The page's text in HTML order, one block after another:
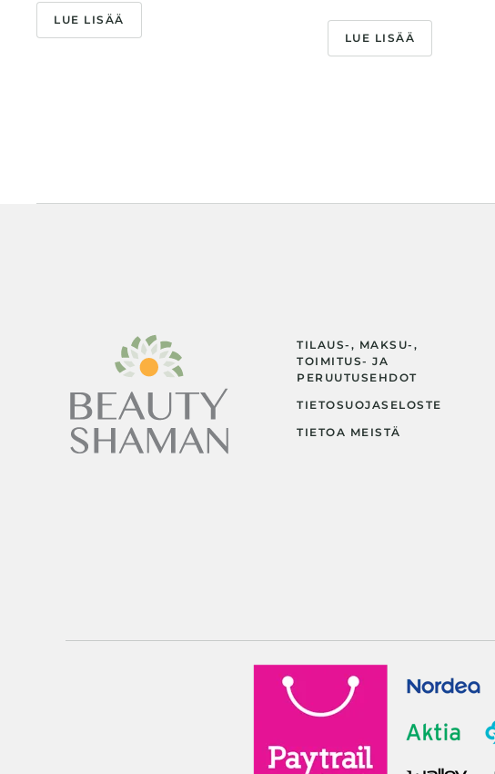
LUE LISÄÄ
LUE LISÄÄ
TILAUS-, MAKSU-,
TOIMITUS- JA
PERUUTUSEHDOT
TIETOSUOJASELOSTE
TIETOA MEISTÄ